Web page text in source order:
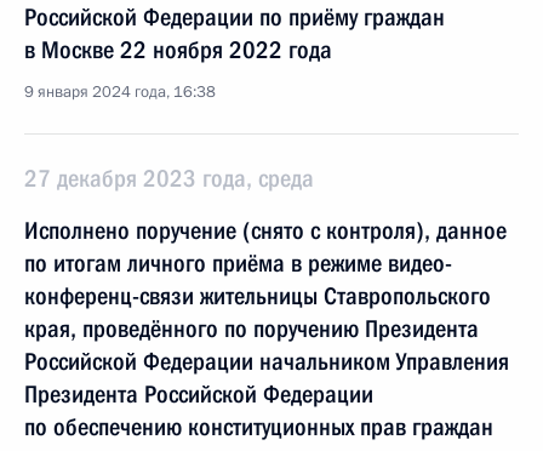
Российской Федерации по приёму граждан
в Москве 22 ноября 2022 года
9 января 2024 года, 16:38
27 декабря 2023 года, среда
Исполнено поручение (снято с контроля), данное
по итогам личного приёма в режиме видео-
конференц-связи жительницы Ставропольского
края, проведённого по поручению Президента
Российской Федерации начальником Управления
Президента Российской Федерации
по обеспечению конституционных прав граждан